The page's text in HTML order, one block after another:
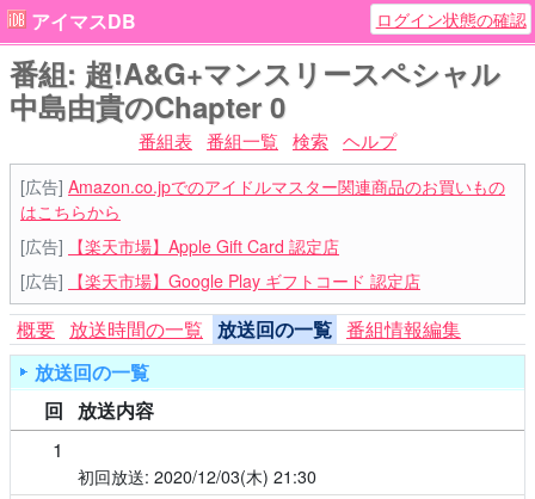
アイマスDB ログイン状態の確認
番組: 超!A&G+マンスリースペシャル
中島由貴のChapter 0
番組表 番組一覧 検索 ヘルプ
[広告] Amazon.co.jpでのアイドルマスター関連商品のお買いもの
はこちらから
[広告]
【楽天市場】Apple Gift Card 認定店
[広告]
【楽天市場】Google Play ギフトコード 認定店
概要 放送時間の一覧 放送回の一覧 番組情報編集
放送回の一覧
回
放送内容
1
2020/12/03(木) 21:30